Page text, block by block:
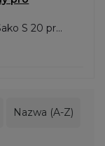
S 20 pro
Nazwa (A-Z)